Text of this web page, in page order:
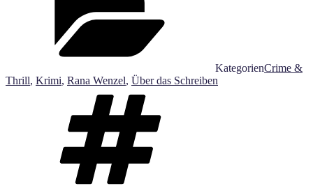
KategorienCrime &
Thrill, Krimi, Rana Wenzel, Über das Schreiben